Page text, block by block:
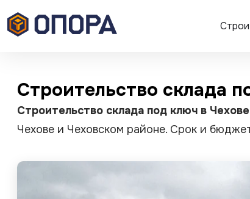
Строительство склада
Строительство склада под ключ в Чехове
Чехове и Чеховском районе. Срок и